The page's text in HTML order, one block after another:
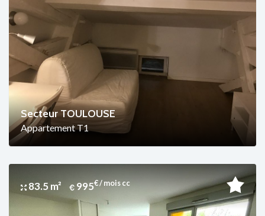
Secteur TOULOUSE
Appartement T1
83.5 m² 995€ / mois cc